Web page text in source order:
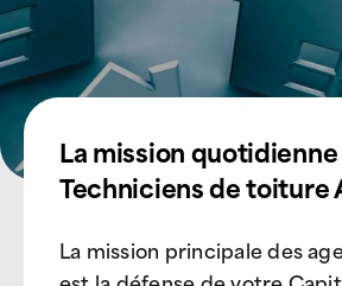
La mission
Techniciens de toiture
La mission principale des